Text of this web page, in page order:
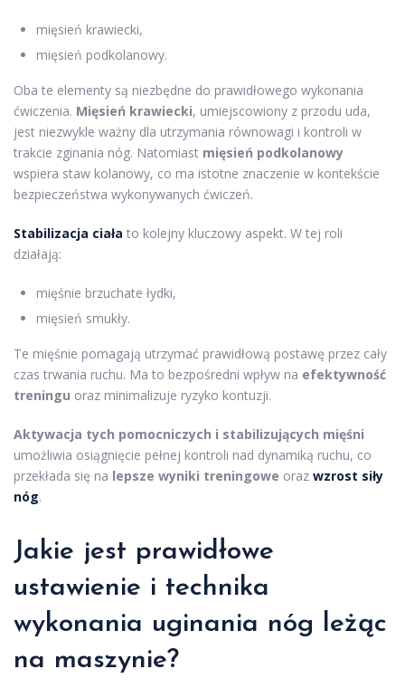
mięsień krawiecki,
mięsień podkolanowy.
Oba te elementy są niezbędne do prawidłowego wykonania
ćwiczenia. Mięsień krawiecki, umiejscowiony z przodu uda,
jest niezwykle ważny dla utrzymania równowagi i kontroli w
trakcie zginania nóg. Natomiast mięsień podkolanowy
wspiera staw kolanowy, co ma istotne znaczenie w kontekście
bezpieczeństwa wykonywanych ćwiczeń.
Stabilizacja ciała to kolejny kluczowy aspekt. W tej roli
działają:
mięśnie brzuchate łydki,
mięsień smukły.
Te mięśnie pomagają utrzymać prawidłową postawę przez cały
czas trwania ruchu. Ma to bezpośredni wpływ na efektywność
treningu oraz minimalizuje ryzyko kontuzji.
Aktywacja tych pomocniczych i stabilizujących mięśni
umożliwia osiągnięcie pełnej kontroli nad dynamiką ruchu, co
przekłada się na lepsze wyniki treningowe oraz wzrost siły
nóg.
Jakie jest prawidłowe
ustawienie i technika
wykonania uginania nóg leżąc
na maszynie?